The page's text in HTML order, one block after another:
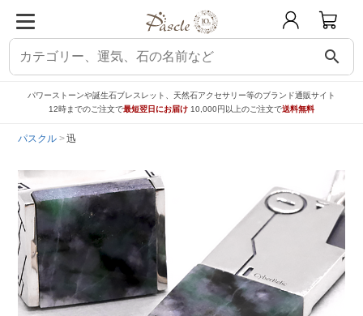
search
パワーストーンや誕生石ブレスレット、天然石アクセサリー等のブランド通販サイト
12時までのご注文で最短翌日にお届け 10,000円以上のご注文で送料無料
パスクル 迅